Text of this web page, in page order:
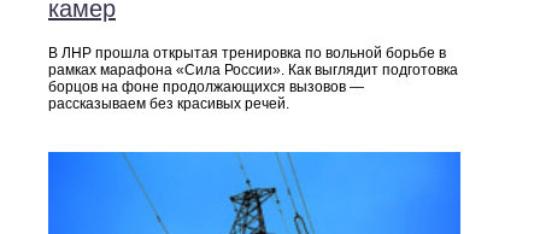
камер
В ЛНР прошла открытая тренировка по вольной борьбе в
рамках марафона «Сила России». Как выглядит подготовка
борцов на фоне продолжающихся вызовов —
рассказываем без красивых речей.